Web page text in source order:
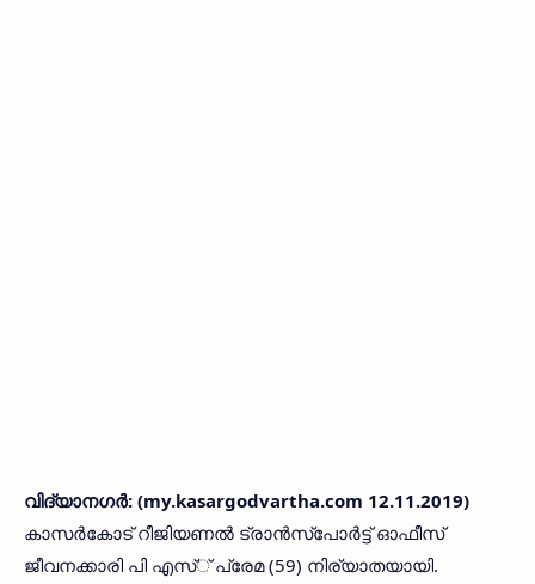
വിദ്യാനഗര്‍: (my.kasargodvartha.com 12.11.2019)
കാസര്‍കോട് റീജിയണല്‍ ട്രാന്‍സ്‌പോര്‍ട്ട് ഓഫീസ്
ജീവനക്കാരി പി എസ്് പ്രേമ (59) നിര്യാതയായി.